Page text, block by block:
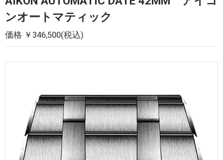
ンオートマティック
価格 ￥346,500(税込)